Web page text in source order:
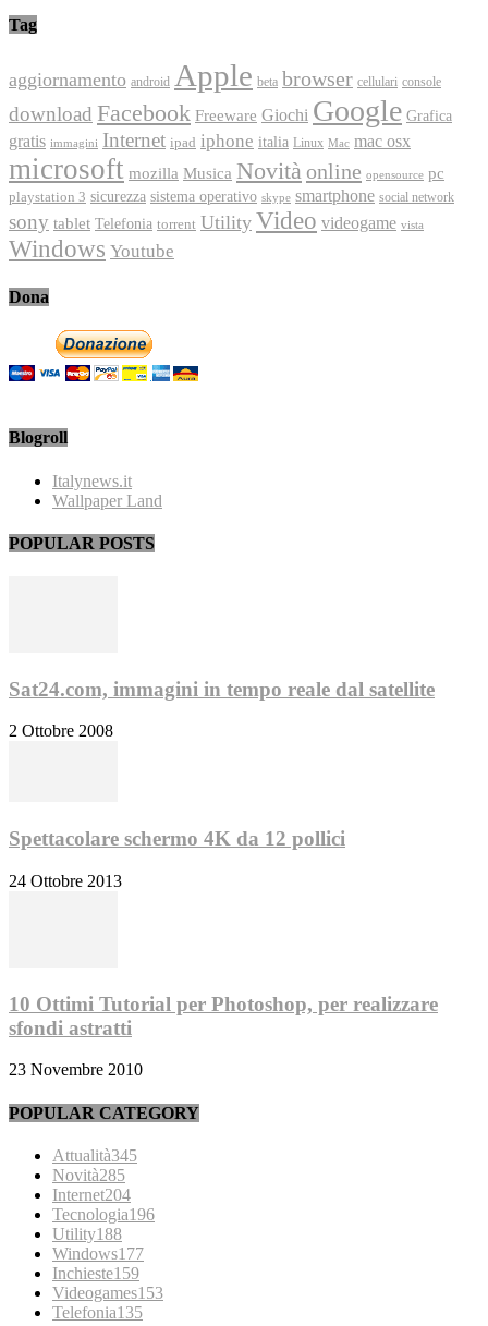
Tag
aggiornamento android Apple beta browser cellulari console
download Facebook Freeware Giochi Google Grafica
gratis immagini Internet ipad iphone italia Linux Mac mac osx
microsoft mozilla Musica Novità online opensource pc
playstation 3 sicurezza sistema operativo skype smartphone social network
sony tablet Telefonia torrent Utility Video videogame vista
Windows Youtube
Dona
Blogroll
Italynews.it
Wallpaper Land
POPULAR POSTS
Sat24.com, immagini in tempo reale dal satellite
2 Ottobre 2008
Spettacolare schermo 4K da 12 pollici
24 Ottobre 2013
10 Ottimi Tutorial per Photoshop, per realizzare
sfondi astratti
23 Novembre 2010
POPULAR CATEGORY
Attualità345
Novità285
Internet204
Tecnologia196
Utility188
Windows177
Inchieste159
Videogames153
Telefonia135